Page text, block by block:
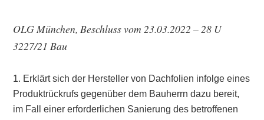
OLG München, Beschluss vom 23.03.2022 – 28 U
3227/21 Bau
1. Erklärt sich der Hersteller von Dachfolien infolge eines
Produktrückrufs gegenüber dem Bauherrn dazu bereit,
im Fall einer erforderlichen Sanierung des betroffenen